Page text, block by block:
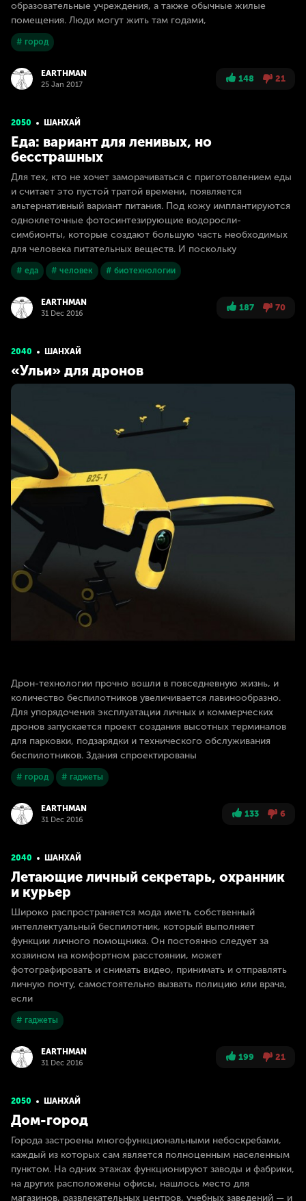
образовательные учреждения, а также обычные жилые
помещения. Люди могут жить там годами,
# город
EARTHMAN
25 Jan 2017
148 21
2050 ШАНХАЙ
Еда: вариант для ленивых, но
бесстрашных
Для тех, кто не хочет заморачиваться с приготовлением еды
и считает это пустой тратой времени, появляется
альтернативный вариант питания. Под кожу имплантируются
одноклеточные фотосинтезирующие водоросли-
симбионты, которые создают большую часть необходимых
для человека питательных веществ. И поскольку
# еда # человек # биотехнологии
EARTHMAN
31 Dec 2016
187 70
2040 ШАНХАЙ
«Ульи» для дронов
Дрон-технологии прочно вошли в повседневную жизнь, и
количество беспилотников увеличивается лавинообразно.
Для упорядочения эксплуатации личных и коммерческих
дронов запускается проект создания высотных терминалов
для парковки, подзарядки и технического обслуживания
беспилотников. Здания спроектированы
# город # гаджеты
EARTHMAN
31 Dec 2016
133 6
2040 ШАНХАЙ
Летающие личный секретарь, охранник
и курьер
Широко распространяется мода иметь собственный
интеллектуальный беспилотник, который выполняет
функции личного помощника. Он постоянно следует за
хозяином на комфортном расстоянии, может
фотографировать и снимать видео, принимать и отправлять
личную почту, самостоятельно вызвать полицию или врача,
если
# гаджеты
EARTHMAN
31 Dec 2016
199 21
2050 ШАНХАЙ
Дом-город
Города застроены многофункциональными небоскребами,
каждый из которых сам является полноценным населенным
пунктом. На одних этажах функционируют заводы и фабрики,
на других расположены офисы, нашлось место для
магазинов, развлекательных центров, учебных заведений — и